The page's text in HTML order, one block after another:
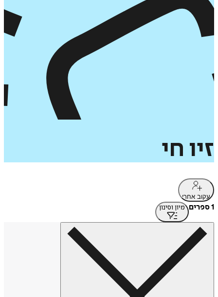
זיו חי
עקוב אחרי
1 ספרים מיון וסינון